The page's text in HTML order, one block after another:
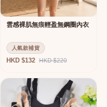
雲感裸肌無痕輕盈無鋼圈內衣
人氣款補貨
HKD $132 HKD $220